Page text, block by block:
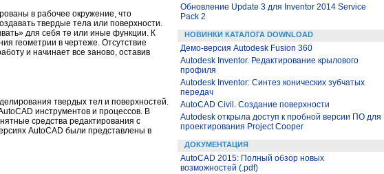
в рабочее окружение, что
твердые тела или поверхности.
для себя те или иные функции. К
геометрии в чертеже. Отсутствие
и начинает все заново, оставив
твердых тел и поверхностей.
инструментов и процессов. В
средства редактирования с
AutoCAD были представлены в
Обновление Update 3 для Inventor 2014 Service
Pack 2
НОВИНКИ КАТАЛОГА DOWNLOAD
Демо-версия Autodesk Fusion 360
Autodesk Inventor. Редактирование крылового
профиля
Autodesk Inventor: Синтез конических зубчатых
передач
AutoCAD Civil. Создание поверхности
Autodesk открыла доступ к пробной версии ПО для
проектирования Project Cooper
ДОКУМЕНТАЦИЯ
AutoCAD 2015: Полный обзор новых
возможностей (.pdf)